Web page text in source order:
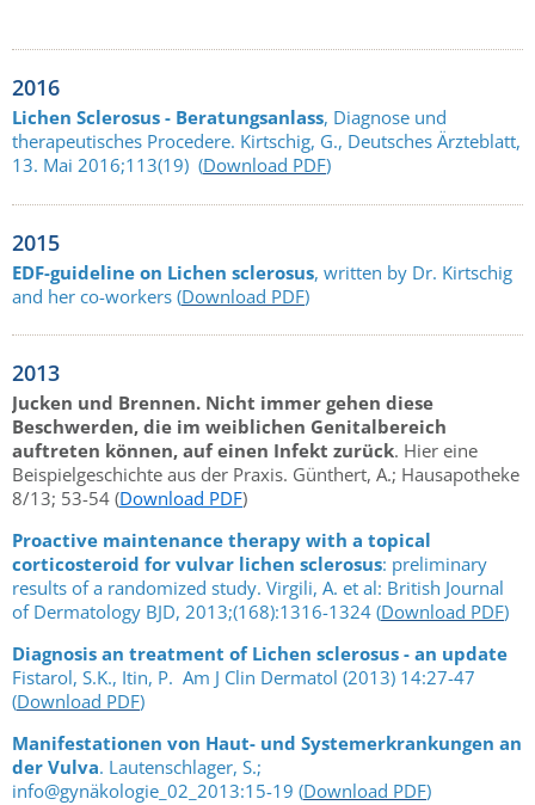
2016
Lichen Sclerosus - Beratungsanlass, Diagnose und
therapeutisches Procedere. Kirtschig, G., Deutsches Ärzteblatt,
13. Mai 2016;113(19) (Download PDF)
2015
EDF-guideline on Lichen sclerosus, written by Dr. Kirtschig
and her co-workers (Download PDF)
2013
Jucken und Brennen. Nicht immer gehen diese
Beschwerden, die im weiblichen Genitalbereich
auftreten können, auf einen Infekt zurück. Hier eine
Beispielgeschichte aus der Praxis. Günthert, A.; Hausapotheke
8/13; 53-54 (Download PDF)
Proactive maintenance therapy with a topical
corticosteroid for vulvar lichen sclerosus: preliminary
results of a randomized study. Virgili, A. et al: British Journal
of Dermatology BJD, 2013;(168):1316-1324 (Download PDF)
Diagnosis an treatment of Lichen sclerosus - an update
Fistarol, S.K., Itin, P. Am J Clin Dermatol (2013) 14:27-47
(Download PDF)
Manifestationen von Haut- und Systemerkrankungen an
der Vulva. Lautenschlager, S.;
info@gynäkologie_02_2013:15-19 (Download PDF)